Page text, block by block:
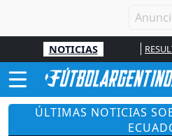
NOTICIAS
ÚLTIMAS NOTICIAS